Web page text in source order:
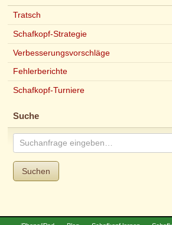
Tratsch
Schafkopf-Strategie
Verbesserungsvorschläge
Fehlerberichte
Schafkopf-Turniere
Suche
Suchen